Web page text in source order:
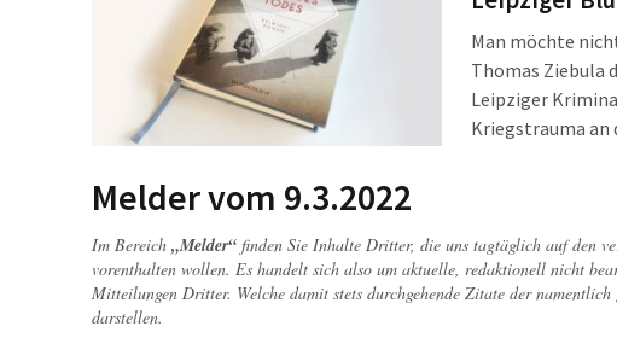
Man möchte
Thomas Ziebula
Leipziger
Kriegstrauma an
Melder vom 9.3.2022
Im Bereich „Melder“ finden Sie Inhalte Dritter, die uns tagtäglich auf den
vorenthalten wollen. Es handelt sich also um aktuelle, redaktionell nicht
Mitteilungen Dritter. Welche damit stets durchgehende Zitate der
darstellen.